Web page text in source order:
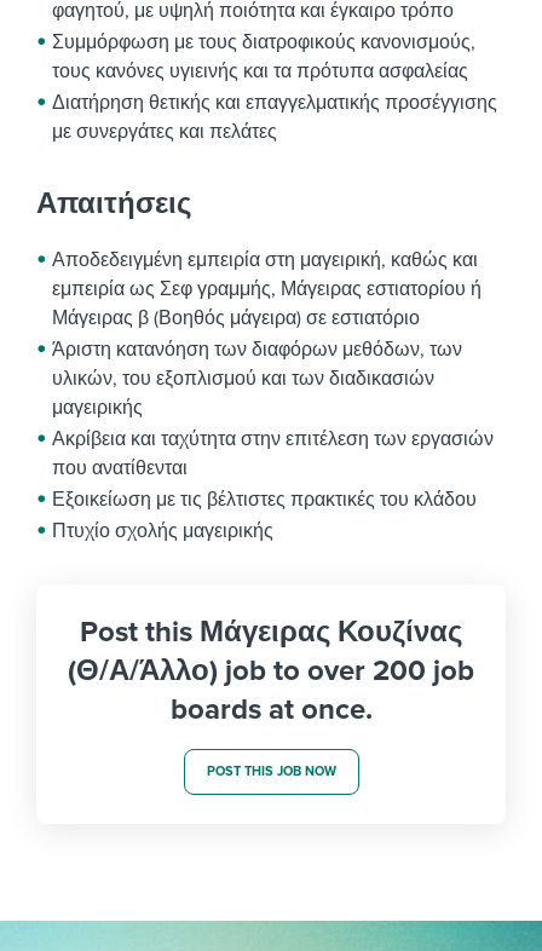
φαγητού, με υψηλή ποιότητα και έγκαιρο τρόπο
Συμμόρφωση με τους διατροφικούς κανονισμούς,
τους κανόνες υγιεινής και τα πρότυπα ασφαλείας
Διατήρηση θετικής και επαγγελματικής προσέγγισης
με συνεργάτες και πελάτες
Απαιτήσεις
Αποδεδειγμένη εμπειρία στη μαγειρική, καθώς και
εμπειρία ως Σεφ γραμμής, Μάγειρας εστιατορίου ή
Μάγειρας β (Βοηθός μάγειρα) σε εστιατόριο
Άριστη κατανόηση των διαφόρων μεθόδων, των
υλικών, του εξοπλισμού και των διαδικασιών
μαγειρικής
Ακρίβεια και ταχύτητα στην επιτέλεση των εργασιών
που ανατίθενται
Εξοικείωση με τις βέλτιστες πρακτικές του κλάδου
Πτυχίο σχολής μαγειρικής
Post this Μάγειρας Κουζίνας
(Θ/Α/Άλλο) job to over 200 job
boards at once.
POST THIS JOB NOW